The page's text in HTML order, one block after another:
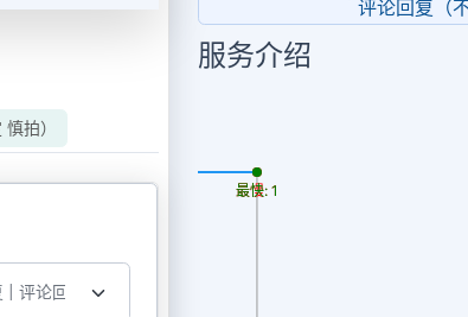
拍）
评论回复（
服务介绍
更新时间: 2026-08-07
最慢: 1
最快: 1